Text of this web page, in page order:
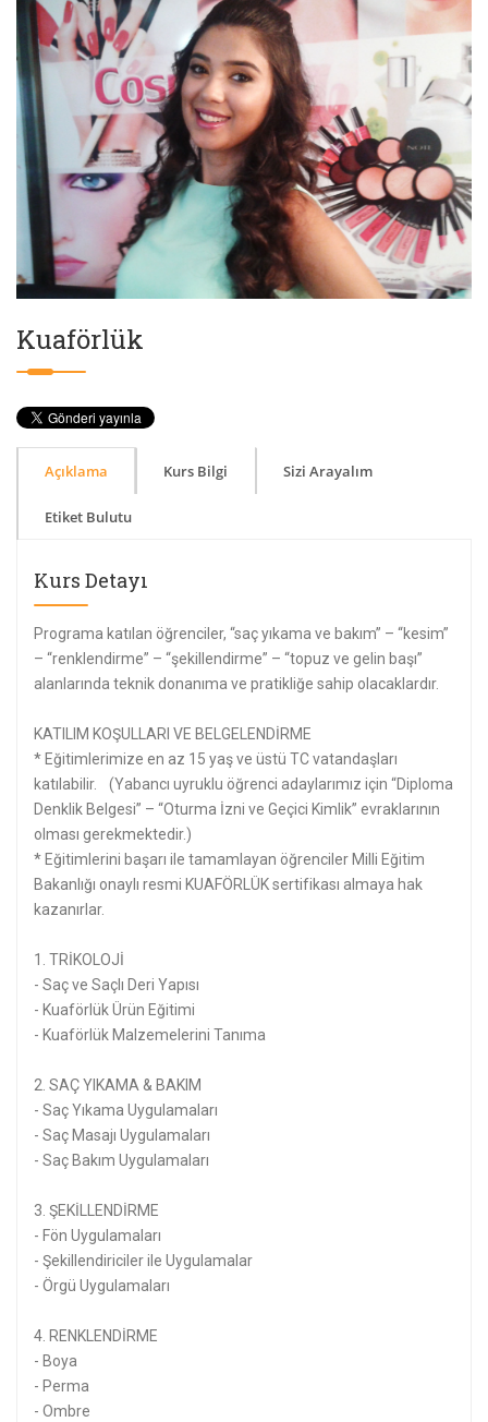
Kuaförlük
Açıklama Kurs Bilgi Sizi Arayalım
Etiket Bulutu
Kurs Detayı
Programa katılan öğrenciler, “saç yıkama ve bakım” – “kesim”
– “renklendirme” – “şekillendirme” – “topuz ve gelin başı”
alanlarında teknik donanıma ve pratikliğe sahip olacaklardır.
KATILIM KOŞULLARI VE BELGELENDİRME
* Eğitimlerimize en az 15 yaş ve üstü TC vatandaşları
katılabilir. (Yabancı uyruklu öğrenci adaylarımız için “Diploma
Denklik Belgesi” – “Oturma İzni ve Geçici Kimlik” evraklarının
olması gerekmektedir.)
* Eğitimlerini başarı ile tamamlayan öğrenciler Milli Eğitim
Bakanlığı onaylı resmi KUAFÖRLÜK sertifikası almaya hak
kazanırlar.
1. TRİKOLOJİ
- Saç ve Saçlı Deri Yapısı
- Kuaförlük Ürün Eğitimi
- Kuaförlük Malzemelerini Tanıma
2. SAÇ YIKAMA & BAKIM
- Saç Yıkama Uygulamaları
- Saç Masajı Uygulamaları
- Saç Bakım Uygulamaları
3. ŞEKİLLENDİRME
- Fön Uygulamaları
- Şekillendiriciler ile Uygulamalar
- Örgü Uygulamaları
4. RENKLENDİRME
- Boya
- Perma
- Ombre